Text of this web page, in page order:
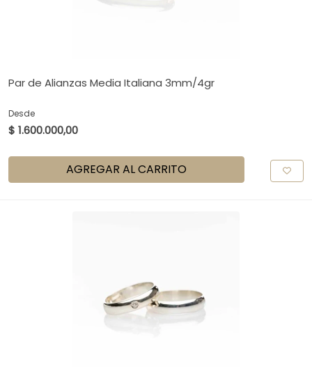
Par de Alianzas Media Italiana 3mm/4gr
Desde
$ 1.600.000,00
AGREGAR AL CARRITO